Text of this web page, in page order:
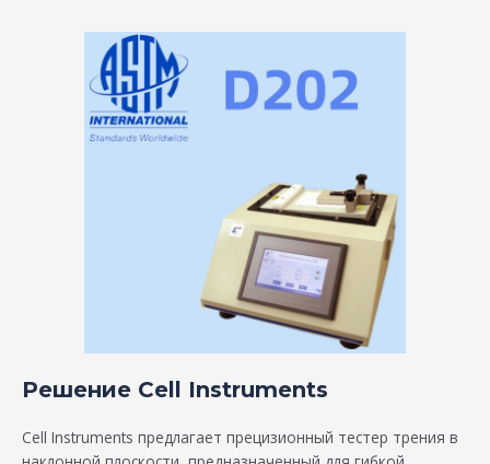
Решение Cell Instruments
Cell Instruments предлагает прецизионный тестер трения в